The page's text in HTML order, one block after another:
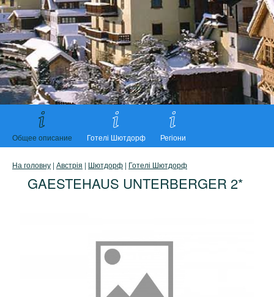
Общее описание Готелі Шютдорф Регіони
На головну | Австрія | Шютдорф | Готелі Шютдорф
GAESTEHAUS UNTERBERGER 2*